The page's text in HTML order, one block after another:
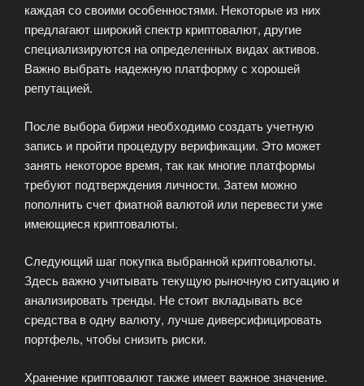
каждая со своими особенностями. Некоторые из них
предлагают широкий спектр криптовалют, другие
специализируются на определенных видах активов.
Важно выбрать надежную платформу с хорошей
репутацией.
После выбора биржи необходимо создать учетную
запись и пройти процедуру верификации. Это может
занять некоторое время, так как многие платформы
требуют подтверждения личности. Затем можно
пополнить счет фиатной валютой или перевести уже
имеющиеся криптовалюты.
Следующий шаг покупка выбранной криптовалюты.
Здесь важно учитывать текущую рыночную ситуацию и
анализировать тренды. Не стоит вкладывать все
средства в одну валюту, лучше диверсифицировать
портфель, чтобы снизить риски.
Хранение криптовалют также имеет важное значение.